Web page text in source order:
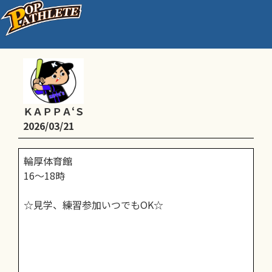
体育館練習
ＫＡＰＰＡ‘Ｓ
2026/03/21
輪厚体育館
16～18時
☆見学、練習参加いつでもOK☆